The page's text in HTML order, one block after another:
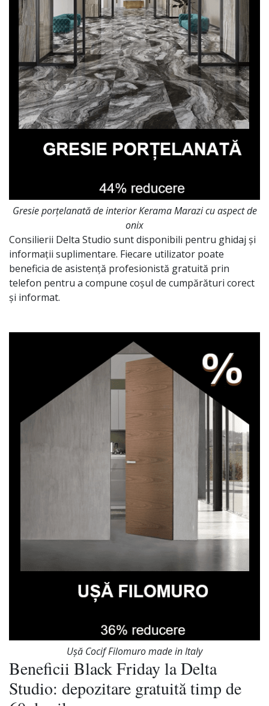
Gresie porțelanată de interior Kerama Marazi cu aspect de
onix
Consilierii Delta Studio sunt disponibili pentru ghidaj și
informații suplimentare. Fiecare utilizator poate
beneficia de asistență profesionistă gratuită prin
telefon pentru a compune coșul de cumpărături corect
și informat.
Ușă Cocif Filomuro made in Italy
Beneficii Black Friday la Delta
Studio: depozitare gratuită timp de